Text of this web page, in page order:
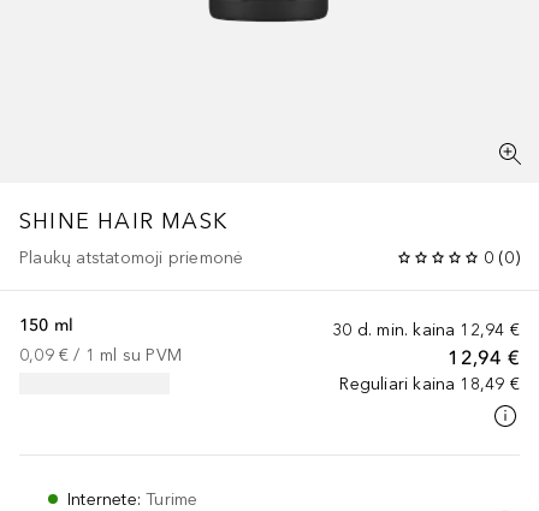
SHINE HAIR MASK
Plaukų atstatomoji priemonė 0 (0)
30 d. min. kaina 12,94 €
12,94 €
Reguliari kaina 18,49 €
150 ml
0,09 € / 1 ml su PVM
Internete:Turime